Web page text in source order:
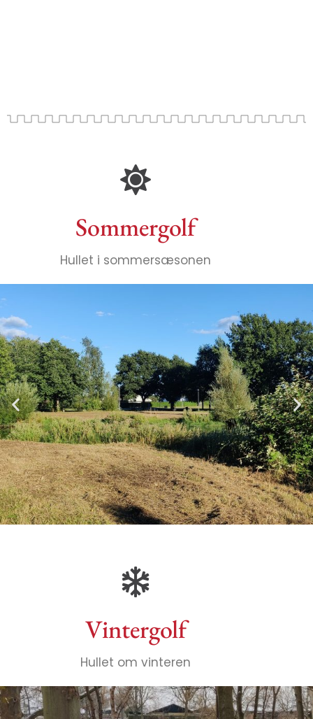
Sommergolf
Hullet i sommersæsonen
Vintergolf
Hullet om vinteren